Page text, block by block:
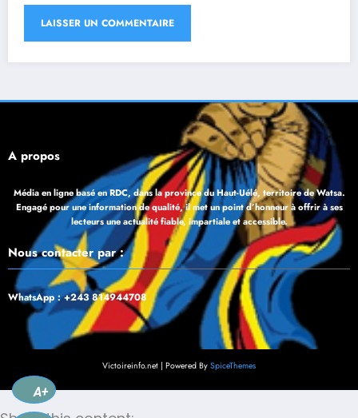
À propos
Média en ligne basé en RDC, dans la province du Haut-Uélé, territoire de Watsa.
Engagé pour une information de qualité, il met un point d’honneur à offrir à ses
lecteurs une actualité fiable, impartiale et accessible.
Nous contacter par :
WhatsApp : +243 814944708
Victoireinfo.net | Powered By SpiceThemes
A+